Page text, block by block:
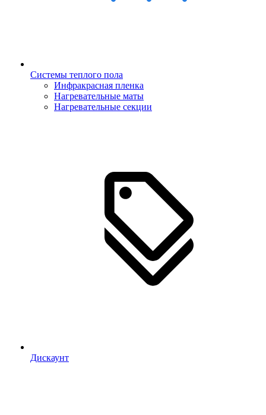
Системы теплого пола
Инфракрасная пленка
Нагревательные маты
Нагревательные секции
Дискаунт